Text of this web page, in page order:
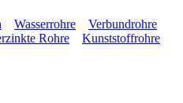
Wasserrohre
Verbundrohre
Rohre Kunststoffrohre